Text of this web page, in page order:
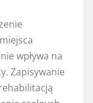
wpływa na
Zapisywanie